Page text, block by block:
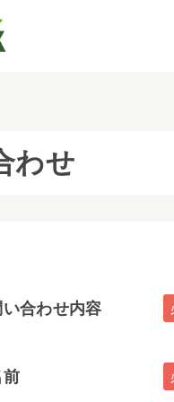
わせ
い合わせ内容
前